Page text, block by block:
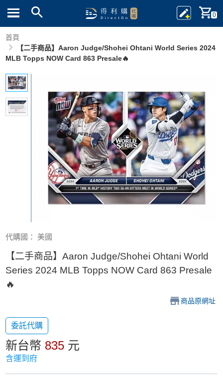
0
首頁
【二手商品】Aaron Judge/Shohei Ohtani World Series 2024
MLB Topps NOW Card 863 Presale🔥
代購國： 美國
【二手商品】Aaron Judge/Shohei Ohtani World
Series 2024 MLB Topps NOW Card 863 Presale
🔥
商品原網址
委託代購
新台幣 835 元
含運到府